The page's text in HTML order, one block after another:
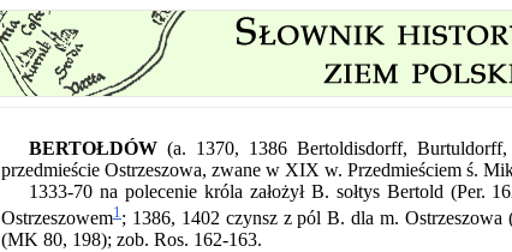
BERTOŁDÓW (a. 1370, 1386 Bertoldisdorff,
przedmieście Ostrzeszowa, zwane w XIX w. Przedmieściem ś.
1333-70 na polecenie króla założył B. sołtys Bertold (Per.
Ostrzeszowem1; 1386, 1402 czynsz z pól B. dla m.
(MK 80, 198); zob. Ros. 162-163.